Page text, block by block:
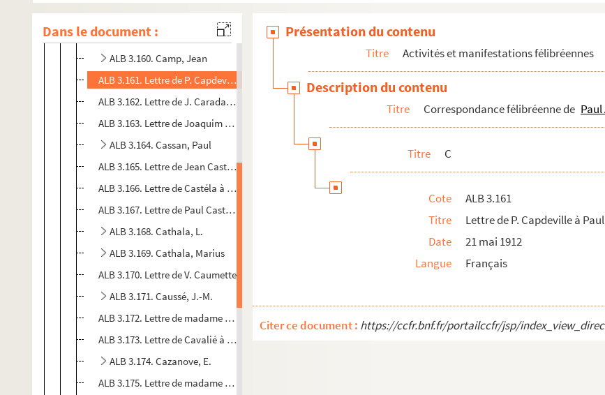
Dans le document :
ALB 3.158. Cals, Joseph
ALB 3.159. Lettre d'André Cambournac à Paul Albarel
ALB 3.160. Camp, Jean
ALB 3.161. Lettre de P. Capdeville à Paul Albarel
ALB 3.162. Lettre de J. Caradamont à Paul Albarel
ALB 3.163. Lettre de Joaquim Casas-Carbo à Paul Albarel
ALB 3.164. Cassan, Paul
ALB 3.165. Lettre de Jean Castagno à Paul Albarel
ALB 3.166. Lettre de Castéla à Paul Albarel
ALB 3.167. Lettre de Paul Castela à Paul Albarel
ALB 3.168. Cathala, L.
ALB 3.169. Cathala, Marius
ALB 3.170. Lettre de V. Caumette
ALB 3.171. Caussé, J.-M.
ALB 3.172. Lettre de madame Causse-Fédière à Paul Albarel
ALB 3.173. Lettre de Cavalié à Paul Albarel
ALB 3.174. Cazanove, E.
ALB 3.175. Lettre de madame Cazanove à Paul Albarel
Présentation du contenu
Titre Activités et manifestations félibréennes
Description du contenu
Titre Correspondance félibréenne de
Titre C
Cote
ALB 3.161
Titre
Lettre de P. Capdeville à
Date
21 mai 1912
Langue
Français
Citer ce document : https://ccfr.bnf.fr/portailccfr/jsp/